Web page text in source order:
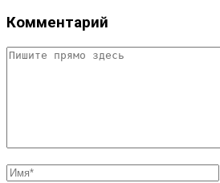
Комментарий